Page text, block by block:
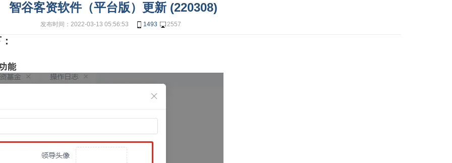
智谷客资软件（平台版）更新 (220308)
发布时间：2022-03-13 05:56:53 1493 2557
能